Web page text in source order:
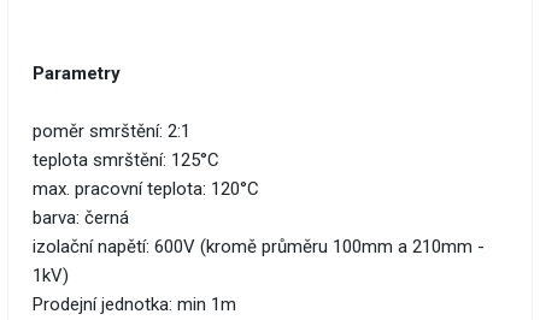
Parametry
poměr smrštění: 2:1
teplota smrštění: 125°C
max. pracovní teplota: 120°C
barva: černá
izolační napětí: 600V (kromě průměru 100mm a 210mm -
1kV)
Prodejní jednotka: min 1m